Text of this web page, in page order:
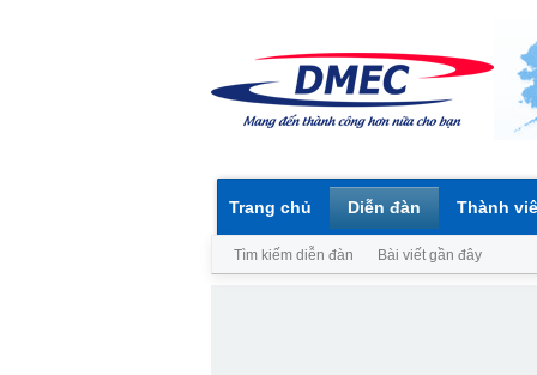
Trang chủ Diễn đàn
Tìm kiếm diễn đàn Bài viết gần đây
Thành